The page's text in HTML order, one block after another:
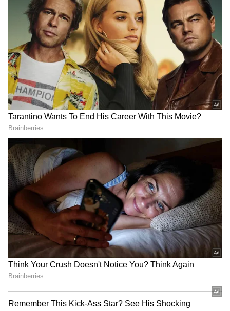
LATEST VIDEOS
లాల్ దర్వాజా బోనాల ఉత్సవాల్లో కేటీఆర్ |
KTR | Lal Darwaza Bonalu
Celebrations
Peddi Sudarshan Reddy కుటుంబానికి
రూ.2.25 కోట్ల ఆర్థిక సాయం | KCR |
Asianet News Telugu